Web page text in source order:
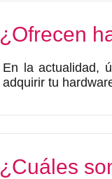
¿Ofrecen
En la actualidad,
adquirir tu
¿Cuáles